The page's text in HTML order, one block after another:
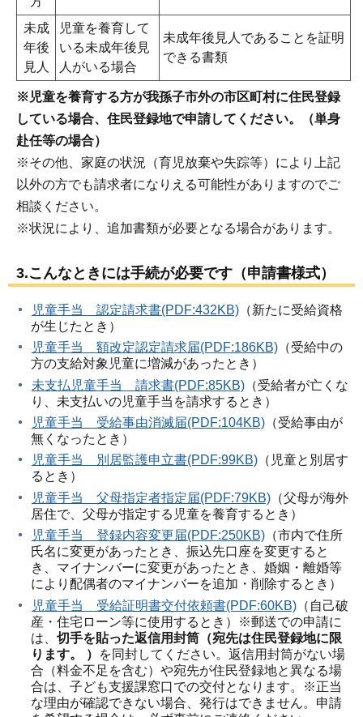
未成
年後
見人
児童を養育して
いる未成年後見
人がいる場合
未成年後見人であることを証明
できる書類
※児童を養育する方が我孫子市外の市区町村に住民登録
している場合、住民登録地で申請してください。（単身
赴任等の場合）
※その他、家庭の状況（育児放棄や失踪等）により上記
以外の方でも請求者になりえる可能性がありますのでご
相談ください。
※状況により、追加書類が必要となる場合があります。
3.こんなときには手続が必要です（申請書様式）
児童手当 認定請求書(PDF:432KB) （新たに受給資格
が生じたとき）
児童手当 額改定認定請求届(PDF:186KB) （受給中の
方の支給対象児童に増減があったとき）
未支払児童手当 請求書(PDF:85KB) （受給者が亡くな
り、未支払いの児童手当を請求するとき）
児童手当 受給事由消滅届(PDF:104KB) （受給事由が
無くなったとき）
児童手当 別居監護申立書(PDF:99KB) （児童と別居す
るとき）
児童手当 父母指定者指定届(PDF:79KB) （父母が海外
居住で、父母が指定する児童を養育するとき）
児童手当 登録内容変更届(PDF:250KB) （市内で住所
氏名に変更があったとき、振込先口座を変更すると
き、マイナンバーに変更があったとき、婚姻・離婚等
により配偶者のマイナンバーを追加・削除するとき）
児童手当 受給証明書交付依頼書(PDF:60KB) （自己破
産・住宅ローン等に使用するとき）※郵送での申請に
は、 切手を貼った返信用封筒（宛先は住民登録地に限
ります。 ）
を同封してください。返信用封筒がない場
合（料金不足を含む）や宛先が住民登録地と異なる場
合は、子ども支援課窓口での交付となります。※正当
な理由が確認できない場合、発行はできません。申請